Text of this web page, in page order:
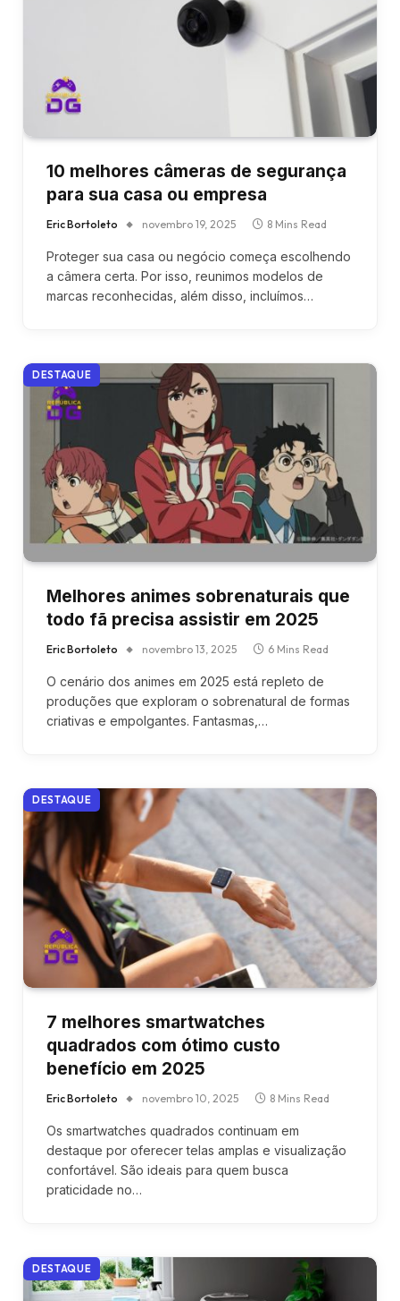
10 melhores câmeras de segurança
para sua casa ou empresa
Eric Bortoleto novembro 19, 2025 8 Mins Read
Proteger sua casa ou negócio começa escolhendo
a câmera certa. Por isso, reunimos modelos de
marcas reconhecidas, além disso, incluímos…
DESTAQUE
Melhores animes sobrenaturais que
todo fã precisa assistir em 2025
Eric Bortoleto novembro 13, 2025 6 Mins Read
O cenário dos animes em 2025 está repleto de
produções que exploram o sobrenatural de formas
criativas e empolgantes. Fantasmas,…
DESTAQUE
7 melhores smartwatches
quadrados com ótimo custo
benefício em 2025
Eric Bortoleto novembro 10, 2025 8 Mins Read
Os smartwatches quadrados continuam em
destaque por oferecer telas amplas e visualização
confortável. São ideais para quem busca
praticidade no…
DESTAQUE